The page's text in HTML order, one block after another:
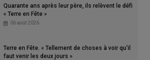
Quarante ans après leur père, ils relèvent le défi
« Terre en Fête »
06 août 2026
Terre en Fête. « Tellement de choses à voir qu'il
faut venir les deux jours »